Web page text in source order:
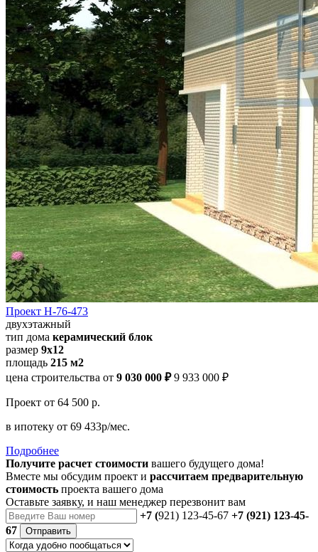
Проект Н-76-473
двухэтажный
тип дома керамический блок
размер 9х12
площадь 215 м2
цена строительства от 9 030 000 ₽ 9 933 000 ₽
Проект от 64 500 р.
в ипотеку от 69 433р/мес.
Подробнее
Получите расчет стоимости вашего будущего дома!
Вместе мы обсудим проект и рассчитаем предварительную
стоимость проекта вашего дома
Оставьте заявку, и наш менеджер перезвонит вам
+7 (921) 123-45-67 +7 (921) 123-45-
67
Отправить